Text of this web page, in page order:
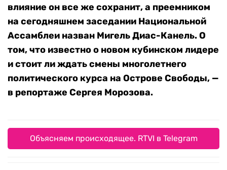
влияние он все же сохранит, а преемником
на сегодняшнем заседании Национальной
Ассамблеи назван Мигель Диас-Канель. О
том, что известно о новом кубинском лидере
и стоит ли ждать смены многолетнего
политического курса на Острове Свободы, —
в репортаже Сергея Морозова.
Объясняем происходящее. RTVI в Telegram